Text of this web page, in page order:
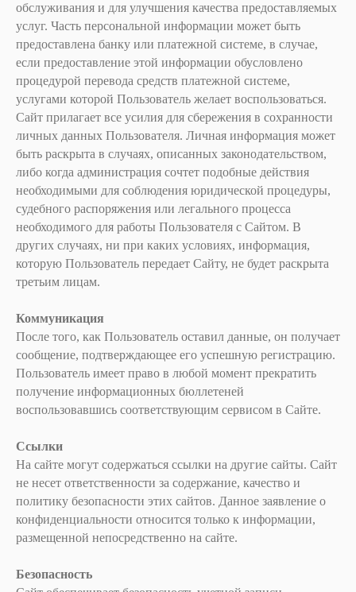
обслуживания и для улучшения качества предоставляемых
услуг. Часть персональной информации может быть
предоставлена банку или платежной системе, в случае,
если предоставление этой информации обусловлено
процедурой перевода средств платежной системе,
услугами которой Пользователь желает воспользоваться.
Сайт прилагает все усилия для сбережения в сохранности
личных данных Пользователя. Личная информация может
быть раскрыта в случаях, описанных законодательством,
либо когда администрация сочтет подобные действия
необходимыми для соблюдения юридической процедуры,
судебного распоряжения или легального процесса
необходимого для работы Пользователя с Сайтом. В
других случаях, ни при каких условиях, информация,
которую Пользователь передает Сайту, не будет раскрыта
третьим лицам.
Коммуникация
После того, как Пользователь оставил данные, он получает
сообщение, подтверждающее его успешную регистрацию.
Пользователь имеет право в любой момент прекратить
получение информационных бюллетеней
воспользовавшись соответствующим сервисом в Сайте.
Ссылки
На сайте могут содержаться ссылки на другие сайты. Сайт
не несет ответственности за содержание, качество и
политику безопасности этих сайтов. Данное заявление о
конфиденциальности относится только к информации,
размещенной непосредственно на сайте.
Безопасность